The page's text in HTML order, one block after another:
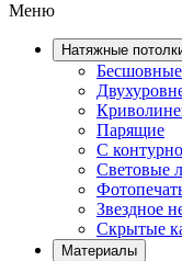
Меню
Натяжные
Бесшовные
Парящие
С
Световые
Звездное
Скрытые
Материалы